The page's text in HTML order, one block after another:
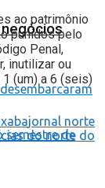
ao patrimônio
punidos pelo
Penal,
inutilizar ou
(um) a 6 (seis)
jornal norte
do norte do